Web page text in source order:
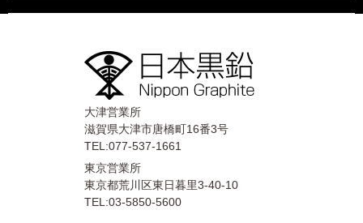
大津営業所
滋賀県大津市唐橋町16番3号
TEL:077-537-1661
東京営業所
東京都荒川区東日暮里3-40-10
TEL:03-5850-5600